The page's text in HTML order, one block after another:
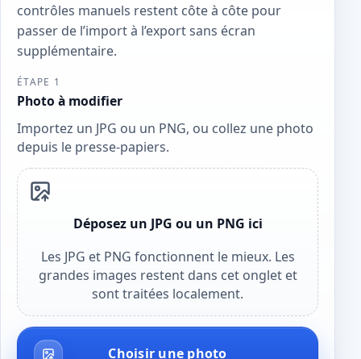
contrôles manuels restent côte à côte pour
passer de l’import à l’export sans écran
supplémentaire.
ÉTAPE 1
Photo à modifier
Importez un JPG ou un PNG, ou collez une photo
depuis le presse-papiers.
Déposez un JPG ou un PNG ici
Les JPG et PNG fonctionnent le mieux. Les
grandes images restent dans cet onglet et
sont traitées localement.
Choisir une photo